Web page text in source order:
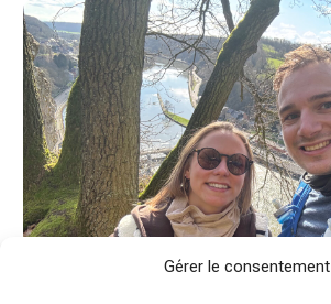
Gérer le consentement